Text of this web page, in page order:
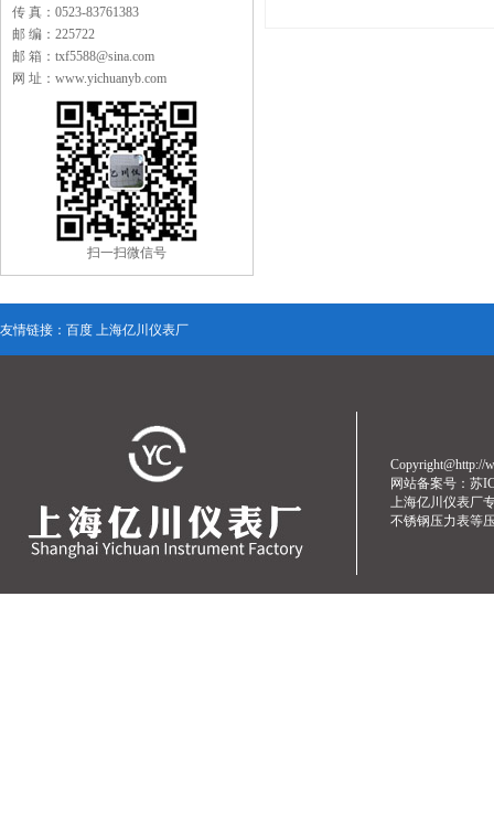
传 真：0523-83761383
邮 编：225722
邮 箱：txf5588@sina.com
网 址：www.yichuanyb.com
扫一扫微信号
友情链接： 百度 上海亿川仪表厂
Copyright@http://
网站备案号： 苏
上海亿川仪表厂
不锈钢压力表等